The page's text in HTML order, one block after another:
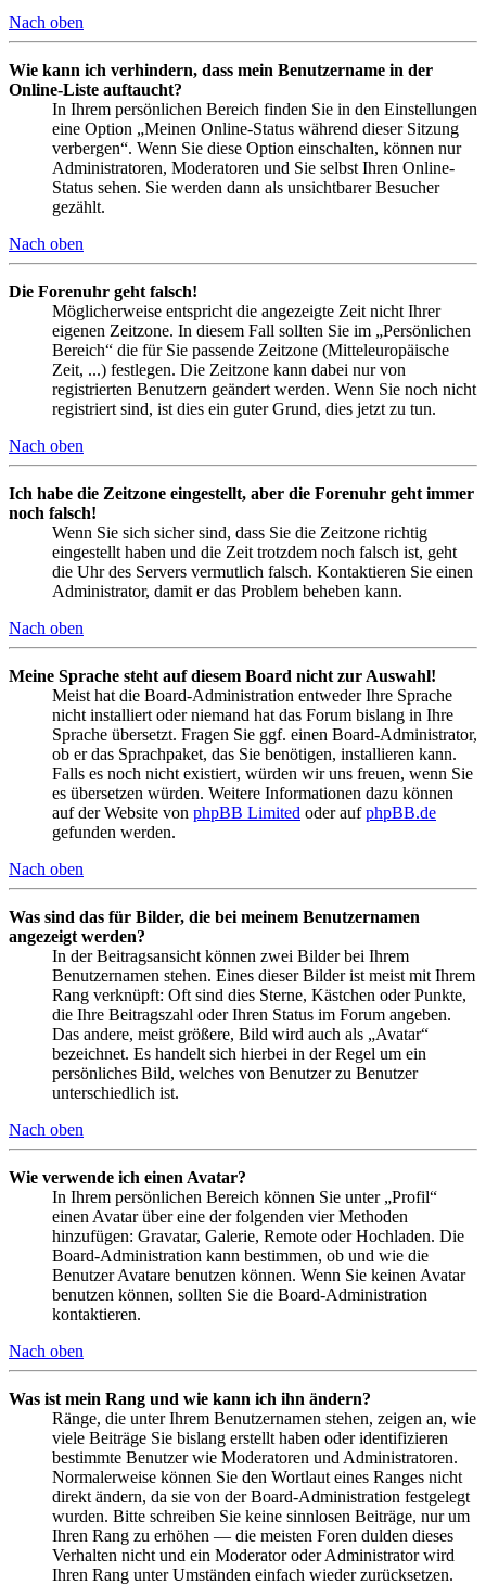
Nach oben
Wie kann ich verhindern, dass mein Benutzername in der
Online-Liste auftaucht?
In Ihrem persönlichen Bereich finden Sie in den Einstellungen
eine Option „Meinen Online-Status während dieser Sitzung
verbergen“. Wenn Sie diese Option einschalten, können nur
Administratoren, Moderatoren und Sie selbst Ihren Online-
Status sehen. Sie werden dann als unsichtbarer Besucher
gezählt.
Nach oben
Die Forenuhr geht falsch!
Möglicherweise entspricht die angezeigte Zeit nicht Ihrer
eigenen Zeitzone. In diesem Fall sollten Sie im „Persönlichen
Bereich“ die für Sie passende Zeitzone (Mitteleuropäische
Zeit, ...) festlegen. Die Zeitzone kann dabei nur von
registrierten Benutzern geändert werden. Wenn Sie noch nicht
registriert sind, ist dies ein guter Grund, dies jetzt zu tun.
Nach oben
Ich habe die Zeitzone eingestellt, aber die Forenuhr geht immer
noch falsch!
Wenn Sie sich sicher sind, dass Sie die Zeitzone richtig
eingestellt haben und die Zeit trotzdem noch falsch ist, geht
die Uhr des Servers vermutlich falsch. Kontaktieren Sie einen
Administrator, damit er das Problem beheben kann.
Nach oben
Meine Sprache steht auf diesem Board nicht zur Auswahl!
Meist hat die Board-Administration entweder Ihre Sprache
nicht installiert oder niemand hat das Forum bislang in Ihre
Sprache übersetzt. Fragen Sie ggf. einen Board-Administrator,
ob er das Sprachpaket, das Sie benötigen, installieren kann.
Falls es noch nicht existiert, würden wir uns freuen, wenn Sie
es übersetzen würden. Weitere Informationen dazu können
auf der Website von phpBB Limited oder aufphpBB.de
gefunden werden.
Nach oben
Was sind das für Bilder, die bei meinem Benutzernamen
angezeigt werden?
In der Beitragsansicht können zwei Bilder bei Ihrem
Benutzernamen stehen. Eines dieser Bilder ist meist mit Ihrem
Rang verknüpft: Oft sind dies Sterne, Kästchen oder Punkte,
die Ihre Beitragszahl oder Ihren Status im Forum angeben.
Das andere, meist größere, Bild wird auch als „Avatar“
bezeichnet. Es handelt sich hierbei in der Regel um ein
persönliches Bild, welches von Benutzer zu Benutzer
unterschiedlich ist.
Nach oben
Wie verwende ich einen Avatar?
In Ihrem persönlichen Bereich können Sie unter „Profil“
einen Avatar über eine der folgenden vier Methoden
hinzufügen: Gravatar, Galerie, Remote oder Hochladen. Die
Board-Administration kann bestimmen, ob und wie die
Benutzer Avatare benutzen können. Wenn Sie keinen Avatar
benutzen können, sollten Sie die Board-Administration
kontaktieren.
Nach oben
Was ist mein Rang und wie kann ich ihn ändern?
Ränge, die unter Ihrem Benutzernamen stehen, zeigen an, wie
viele Beiträge Sie bislang erstellt haben oder identifizieren
bestimmte Benutzer wie Moderatoren und Administratoren.
Normalerweise können Sie den Wortlaut eines Ranges nicht
direkt ändern, da sie von der Board-Administration festgelegt
wurden. Bitte schreiben Sie keine sinnlosen Beiträge, nur um
Ihren Rang zu erhöhen — die meisten Foren dulden dieses
Verhalten nicht und ein Moderator oder Administrator wird
Ihren Rang unter Umständen einfach wieder zurücksetzen.